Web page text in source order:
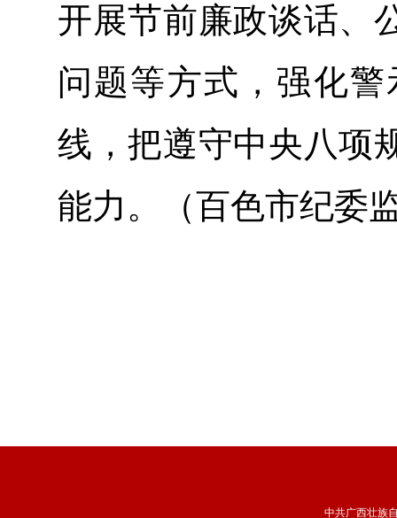
开展节前廉政谈话、
问题等方式，强化
线，把遵守中央八项
能力。（百色市纪委
中共广西壮族